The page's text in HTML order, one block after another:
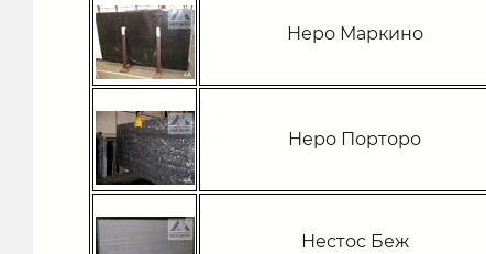
Неро Маркино
Неро Порторо
Нестос Беж